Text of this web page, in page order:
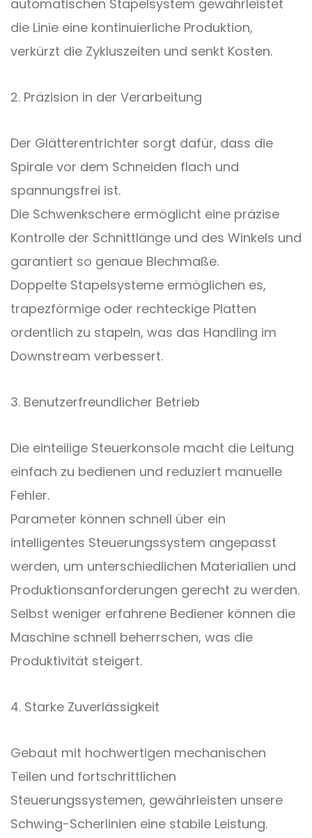
automatischen Stapelsystem gewährleistet
die Linie eine kontinuierliche Produktion,
verkürzt die Zykluszeiten und senkt Kosten.
2. Präzision in der Verarbeitung
Der Glätterentrichter sorgt dafür, dass die
Spirale vor dem Schneiden flach und
spannungsfrei ist.
Die Schwenkschere ermöglicht eine präzise
Kontrolle der Schnittlänge und des Winkels und
garantiert so genaue Blechmaße.
Doppelte Stapelsysteme ermöglichen es,
trapezförmige oder rechteckige Platten
ordentlich zu stapeln, was das Handling im
Downstream verbessert.
3. Benutzerfreundlicher Betrieb
Die einteilige Steuerkonsole macht die Leitung
einfach zu bedienen und reduziert manuelle
Fehler.
Parameter können schnell über ein
intelligentes Steuerungssystem angepasst
werden, um unterschiedlichen Materialien und
Produktionsanforderungen gerecht zu werden.
Selbst weniger erfahrene Bediener können die
Maschine schnell beherrschen, was die
Produktivität steigert.
4. Starke Zuverlässigkeit
Gebaut mit hochwertigen mechanischen
Teilen und fortschrittlichen
Steuerungssystemen, gewährleisten unsere
Schwing-Scherlinien eine stabile Leistung.